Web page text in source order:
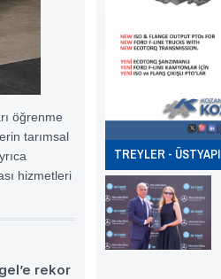
öğrenme
tarımsal
hizmetleri
rekor
TREYLER - ÜSTYAPI